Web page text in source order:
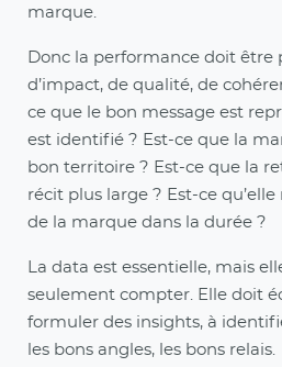
marque.
Donc la performance doit être
d’impact, de qualité, de
ce que le bon message est
est identifié ? Est-ce que la
bon territoire ? Est-ce que la
récit plus large ? Est-ce
de la marque dans la durée ?
La data est essentielle, mais
seulement compter. Elle doit
formuler des insights, à
les bons angles, les bons relais.